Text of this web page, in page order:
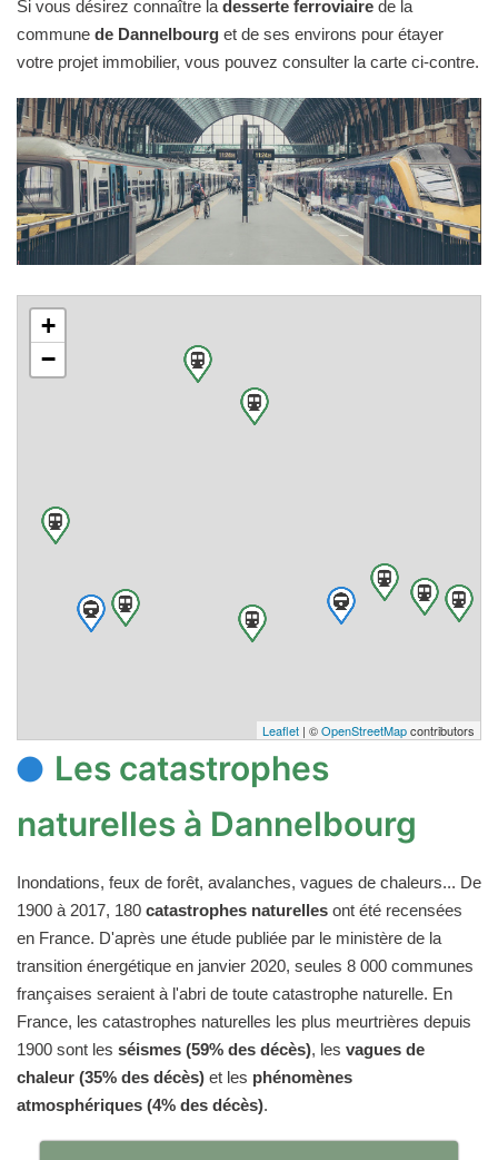
Si vous désirez connaître la desserte ferroviaire de la
commune de Dannelbourg et de ses environs pour étayer
votre projet immobilier, vous pouvez consulter la carte ci-contre.
+
−
Leaflet | ©OpenStreetMapcontributors
Les catastrophes
naturelles à Dannelbourg
Inondations, feux de forêt, avalanches, vagues de chaleurs... De
1900 à 2017, 180 catastrophes naturelles ont été recensées
en France. D'après une étude publiée par le ministère de la
transition énergétique en janvier 2020, seules 8 000 communes
françaises seraient à l'abri de toute catastrophe naturelle. En
France, les catastrophes naturelles les plus meurtrières depuis
1900 sont les séismes (59% des décès), les vagues de
chaleur (35% des décès) et les phénomènes
atmosphériques (4% des décès).